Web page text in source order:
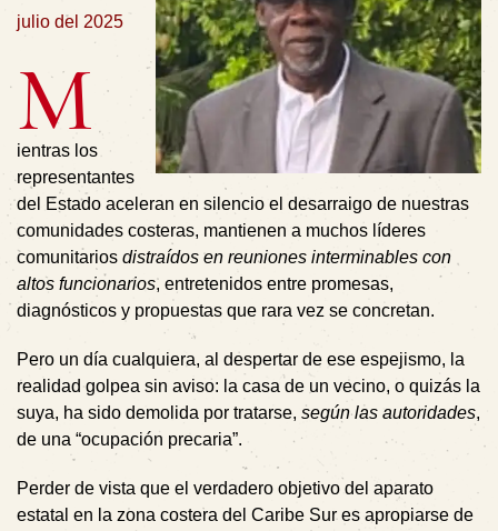
julio del 2025
M
ientras los
representantes
del Estado aceleran en silencio el desarraigo de nuestras
comunidades costeras, mantienen a muchos líderes
comunitarios distraídos en reuniones interminables con
altos funcionarios, entretenidos entre promesas,
diagnósticos y propuestas que rara vez se concretan.
Pero un día cualquiera, al despertar de ese espejismo, la
realidad golpea sin aviso: la casa de un vecino, o quizás la
suya, ha sido demolida por tratarse, según las autoridades,
de una “ocupación precaria”.
Perder de vista que el verdadero objetivo del aparato
estatal en la zona costera del Caribe Sur es apropiarse de